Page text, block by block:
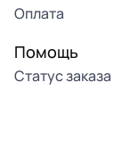
Оплата
Помощь
Статус заказа